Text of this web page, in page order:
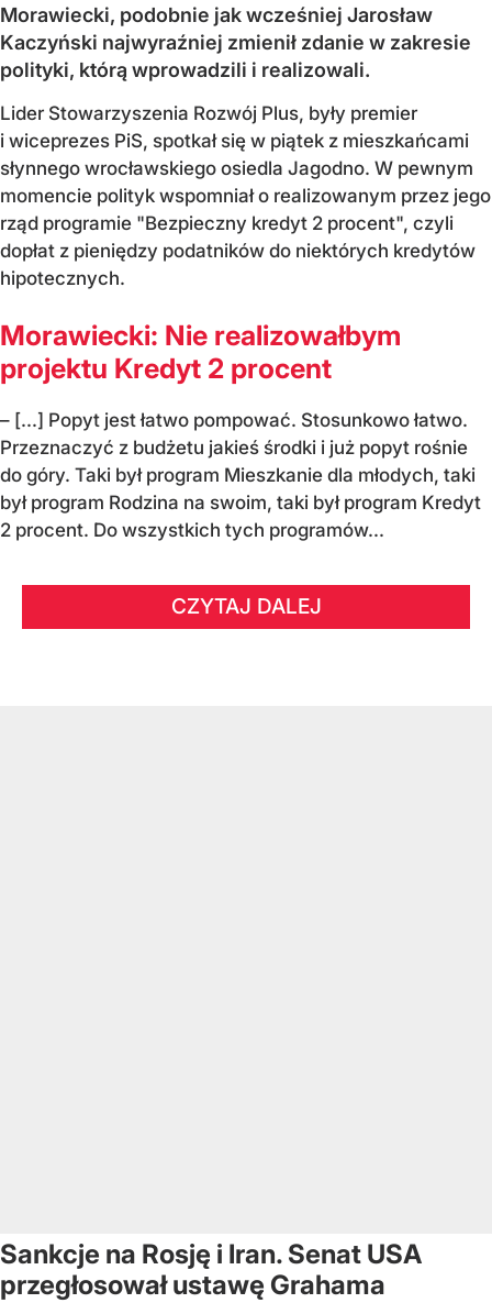
Morawiecki, podobnie jak wcześniej Jarosław
Kaczyński najwyraźniej zmienił zdanie w zakresie
polityki, którą wprowadzili i realizowali.
Lider Stowarzyszenia Rozwój Plus, były premier
i wiceprezes PiS, spotkał się w piątek z mieszkańcami
słynnego wrocławskiego osiedla Jagodno. W pewnym
momencie polityk wspomniał o realizowanym przez jego
rząd programie "Bezpieczny kredyt 2 procent", czyli
dopłat z pieniędzy podatników do niektórych kredytów
hipotecznych.
Morawiecki: Nie realizowałbym
projektu Kredyt 2 procent
– [...] Popyt jest łatwo pompować. Stosunkowo łatwo.
Przeznaczyć z budżetu jakieś środki i już popyt rośnie
do góry. Taki był program Mieszkanie dla młodych, taki
był program Rodzina na swoim, taki był program Kredyt
2 procent. Do wszystkich tych programów...
CZYTAJ DALEJ
Sankcje na Rosję i Iran. Senat USA
przegłosował ustawę Grahama